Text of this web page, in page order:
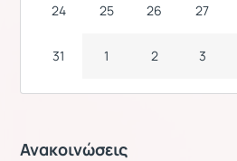
24 25 26 27
31 1 2 3
Ανακοινώσεις